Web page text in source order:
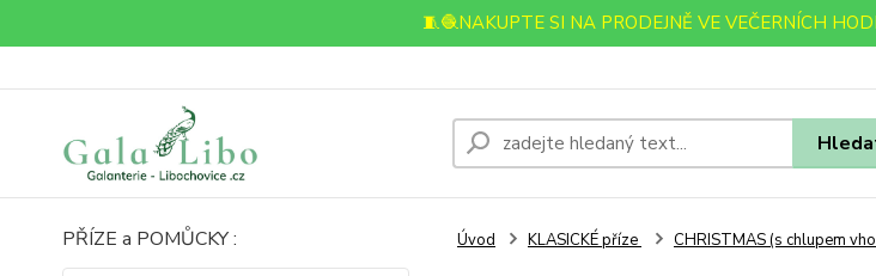
🧵🧶NAKUPTE SI NA PRODEJNĚ VE VEČERNÍCH
PŘÍZE a POMŮCKY : Úvod KLASICKÉ příze CHRISTMAS (s chlupem